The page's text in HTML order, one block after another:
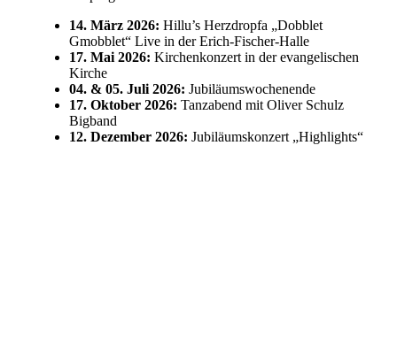
14. März 2026: Hillu’s Herzdropfa „Dobblet
Gmobblet“ Live in der Erich-Fischer-Halle
17. Mai 2026: Kirchenkonzert in der evangelischen
Kirche
04. & 05. Juli 2026: Jubiläumswochenende
17. Oktober 2026: Tanzabend mit Oliver Schulz
Bigband
12. Dezember 2026: Jubiläumskonzert „Highlights“